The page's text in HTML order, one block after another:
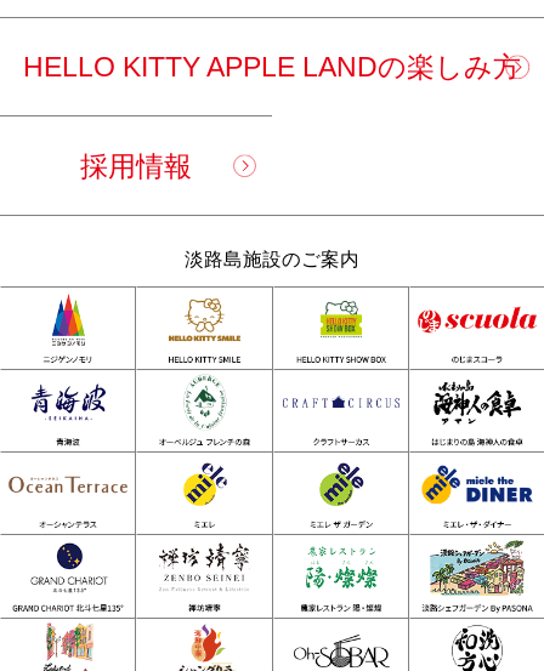
HELLO KITTY APPLE LANDの楽しみ方
採用情報
淡路島施設のご案内